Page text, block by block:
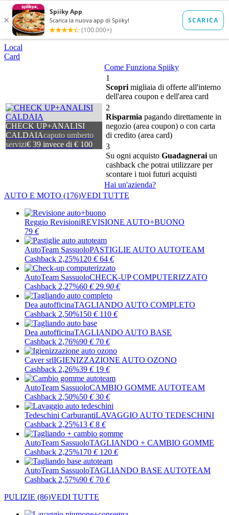
Local
Card
CHECK UP+ANALISI
CALDAIAcaputo umberto
servizi€ 39 invece di € 100
Come Funziona Spiiky
1
Scopri migliaia di offerte all'interno
dell'area coupon e dell'area card
2
Risparmia pagando direttamente in
negozio (area coupon) o con carta
di credito (area card)
3
Su ogni acquisto Guadagnerai un
cashback che potrai utilizzare per
scontare i tuoi futuri acquisti
Hai un'azienda?
AUTO E MOTO (176)VEDI TUTTE
Reggio RevisioniREVISIONE AUTO+BUONO
79 €
AutoTeam SassuoloPASTIGLIE AUTO AUTOTEAM
Cashback 2,25%120 € 64 €
AutoTeam SassuoloCHECK-UP COMPUTERIZZATO
Cashback 2,27%60 € 29 ,90 €
Dea autofficinaTAGLIANDO AUTO COMPLETO
Cashback 2,50%150 € 110 €
Dea autofficinaTAGLIANDO AUTO BASE
Cashback 2,76%90 € 70 €
Caver srlIGIENIZZAZIONE AUTO OZONO
Cashback 2,26%39 € 19 €
AutoTeam SassuoloCAMBIO GOMME AUTOTEAM
Cashback 2,50%50 € 30 €
Tedeschini CarburantiLAVAGGIO AUTO TEDESCHINI
Cashback 2,25%13 € 8 €
AutoTeam SassuoloTAGLIANDO + CAMBIO GOMME
Cashback 2,25%170 € 120 €
AutoTeam SassuoloTAGLIANDO BASE AUTOTEAM
Cashback 2,57%90 € 70 €
PULIZIE (86)VEDI TUTTE